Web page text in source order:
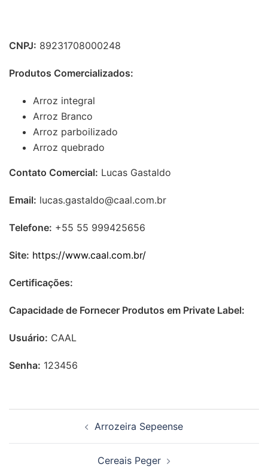
CNPJ: 89231708000248
Produtos Comercializados:
Arroz integral
Arroz Branco
Arroz parboilizado
Arroz quebrado
Contato Comercial: Lucas Gastaldo
Email: lucas.gastaldo@caal.com.br
Telefone: +55 55 999425656
Site: https://www.caal.com.br/
Certificações:
Capacidade de Fornecer Produtos em Private Label:
Usuário: CAAL
Senha: 123456
Arrozeira Sepeense
Cereais Peger